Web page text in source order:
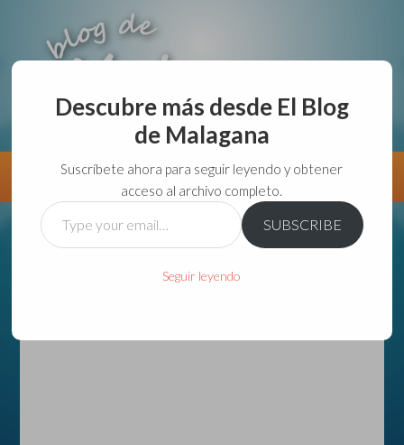
aunque lo haga de malas lo hago....
Información Directorio VivirGuadalajara
Descubre más desde El Blog
de Malagana
Suscríbete ahora para seguir leyendo y obtener
acceso al archivo completo.
Type
your
SUBSCRIBE
Seguir leyendo